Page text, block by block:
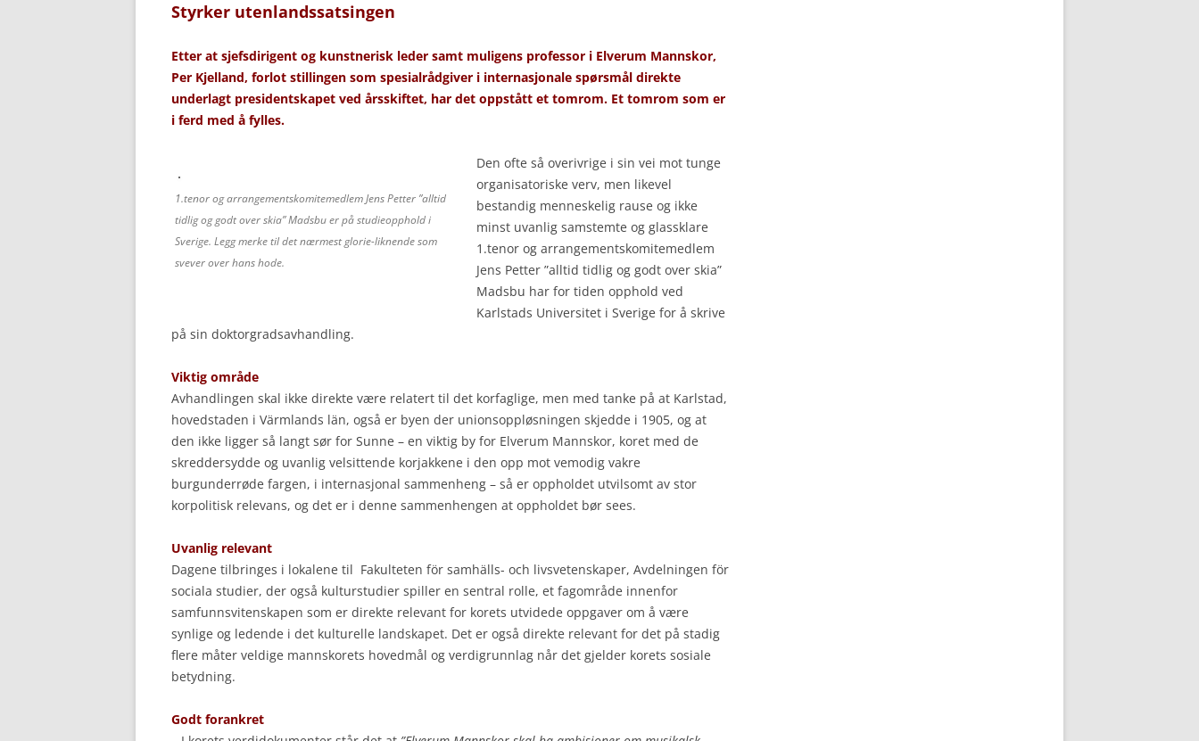
Styrker utenlandssatsingen
Etter at sjefsdirigent og kunstnerisk leder samt muligens professor i Elverum Mannskor,
Per Kjelland, forlot stillingen som spesialrådgiver i internasjonale spørsmål direkte
underlagt presidentskapet ved årsskiftet, har det oppstått et tomrom. Et tomrom som er
i ferd med å fylles.
1.tenor og arrangementskomitemedlem Jens Petter ”alltid
tidlig og godt over skia” Madsbu er på studieopphold i
Sverige. Legg merke til det nærmest glorie-liknende som
svever over hans hode.
Den ofte så overivrige i sin vei mot tunge
organisatoriske verv, men likevel
bestandig menneskelig rause og ikke
minst uvanlig samstemte og glassklare
1.tenor og arrangementskomitemedlem
Jens Petter ”alltid tidlig og godt over skia”
Madsbu har for tiden opphold ved
Karlstads Universitet i Sverige for å skrive
på sin doktorgradsavhandling.
Viktig område
Avhandlingen skal ikke direkte være relatert til det korfaglige, men med tanke på at Karlstad,
hovedstaden i Värmlands län, også er byen der unionsoppløsningen skjedde i 1905, og at
den ikke ligger så langt sør for Sunne – en viktig by for Elverum Mannskor, koret med de
skreddersydde og uvanlig velsittende korjakkene i den opp mot vemodig vakre
burgunderrøde fargen, i internasjonal sammenheng – så er oppholdet utvilsomt av stor
korpolitisk relevans, og det er i denne sammenhengen at oppholdet bør sees.
Uvanlig relevant
Dagene tilbringes i lokalene til Fakulteten för samhälls- och livsvetenskaper, Avdelningen för
sociala studier, der også kulturstudier spiller en sentral rolle, et fagområde innenfor
samfunnsvitenskapen som er direkte relevant for korets utvidede oppgaver om å være
synlige og ledende i det kulturelle landskapet. Det er også direkte relevant for det på stadig
flere måter veldige mannskorets hovedmål og verdigrunnlag når det gjelder korets sosiale
betydning.
Godt forankret